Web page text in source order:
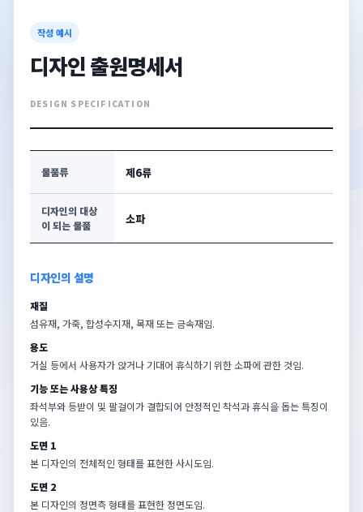
작성 예시
디자인 출원명세서
DESIGN SPECIFICATION
물품류 제6류
디자인의 대상
이 되는 물품
소파
디자인의 설명
재질
섬유재, 가죽, 합성수지재, 목재 또는 금속재임.
용도
거실 등에서 사용자가 앉거나 기대어 휴식하기 위한 소파에 관한 것임.
기능 또는 사용상 특징
좌석부와 등받이 및 팔걸이가 결합되어 안정적인 착석과 휴식을 돕는 특징이
있음.
도면 1
본 디자인의 전체적인 형태를 표현한 사시도임.
도면 2
본 디자인의 정면측 형태를 표현한 정면도임.